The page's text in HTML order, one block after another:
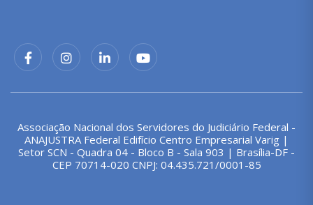
Associação Nacional dos Servidores do Judiciário Federal -
ANAJUSTRA Federal Edifício Centro Empresarial Varig |
Setor SCN - Quadra 04 - Bloco B - Sala 903 | Brasília-DF -
CEP 70714-020 CNPJ: 04.435.721/0001-85